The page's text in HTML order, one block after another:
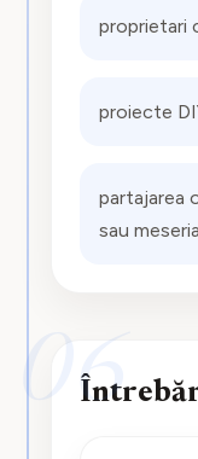
proprietari
proiecte
partajarea
sau
06